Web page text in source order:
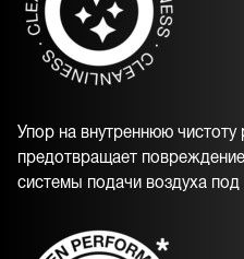
Упор на внутреннюю чистоту
предотвращает
системы подачи воздуха